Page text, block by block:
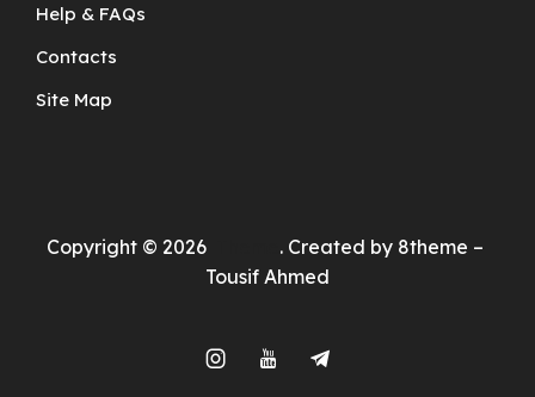
Help & FAQs
Contacts
Site Map
Copyright © 2026
. Created by 8theme –
Tousif Ahmed